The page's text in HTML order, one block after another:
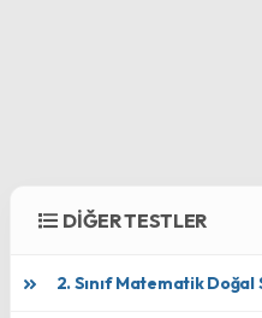
DİĞER TESTLER
2. Sınıf Matematik Doğal